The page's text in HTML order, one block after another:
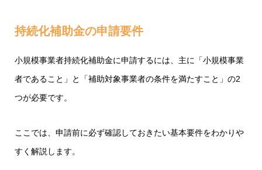
持続化補助金の申請要件
小規模事業者持続化補助金に申請するには、主に「小規模事業
者であること」と「補助対象事業者の条件を満たすこと」の2
つが必要です。
ここでは、申請前に必ず確認しておきたい基本要件をわかりや
すく解説します。